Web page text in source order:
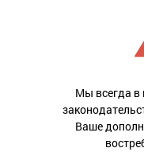
Мы всегда в
Ваше